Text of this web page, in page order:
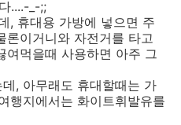
....-_-;;
, 휴대용 가방에 넣으면 주
론이거니와 자전거를 타고
여먹을때 사용하면 아주 그
, 아무래도 휴대할때는 가
행지에서는 화이트휘발유를